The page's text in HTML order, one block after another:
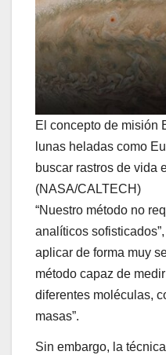
El concepto de misión
lunas heladas como
buscar rastros de vida
(NASA/CALTECH)
“Nuestro método no
analíticos
aplicar de forma muy
método capaz de
diferentes moléculas,
masas”.
Sin embargo, la